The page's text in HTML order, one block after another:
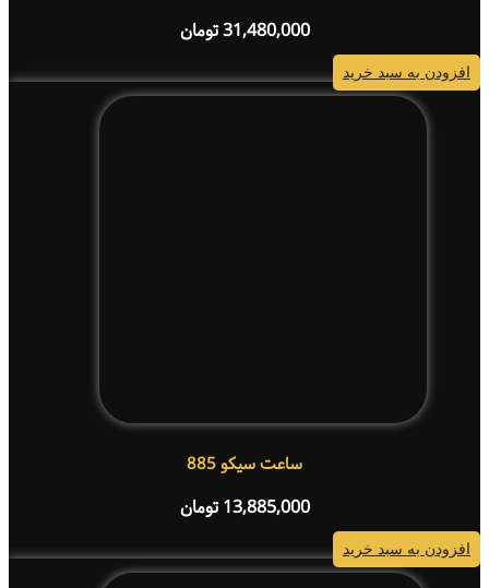
31,480,000تومان
افزودن به سبد خرید
ساعت سیکو 885
13,885,000 تومان
افزودن به سبد خرید